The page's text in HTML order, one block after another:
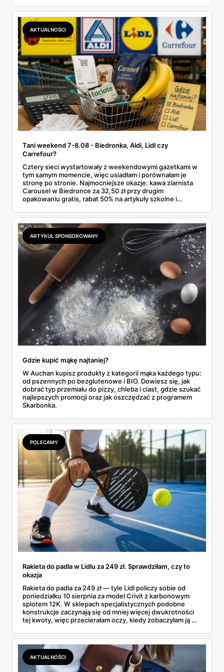
zawsze wygrywa — ta sama kawa ziarnista kosztuje w
Makro ponad dwa razy więcej niż w weekendowej
promocji dyskontu.
AKTUALNOŚCI
Tani weekend 7-8.08 - Biedronka, Aldi, Lidl czy
Carrefour?
Cztery sieci wystartowały z weekendowymi gazetkami w
tym samym momencie, więc usiadłam i porównałam je
stronę po stronie. Najmocniejsze okazje: kawa ziarnista
Carousel w Biedronce za 32,50 zł przy drugim
opakowaniu gratis, rabat 50% na artykuły szkolne i
2,99 zł za kilogram, ale wyłącznie w sobotę z aplikacją. Aldi
odpowiada masłem za 2,99 zł. Werdykt w skrócie:
najwięcej wyciśniesz z Biedronki, po świeże warzywa jedź
do Aldi.
ARTYKUŁ SPONSOROWANY
Gdzie kupić mąkę najtaniej?
W Auchan kupisz produkty z kategorii mąka każdego typu:
od pszennych po bezglutenowe i BIO. Dowiesz się, jak
dobrać typ przemiału do pizzy, chleba i ciast, gdzie szukać
najlepszych promocji oraz jak oszczędzać z programem
Skarbonka.
POLECAMY
Rakieta do padla w Lidlu za 249 zł. Sprawdziłam, czy to
okazja
Rakieta do padla za 249 zł — tyle Lidl policzy sobie od
poniedziałku 10 sierpnia za model Crivit z karbonowym
splotem 12K. W sklepach specjalistycznych podobne
konstrukcje zaczynają się od mniej więcej dwukrotności
tej kwoty, więc przecierałam oczy, kiedy zobaczyłam ją w
najszybciej rosnący sport w Polsce: kortów przybywa
lawinowo, a chętnych jeszcze szybciej. Sprawdziłam, co
dokładnie dostajemy za te pieniądze i komu taka rakieta
faktycznie wystarczy.
AKTUALNOŚCI